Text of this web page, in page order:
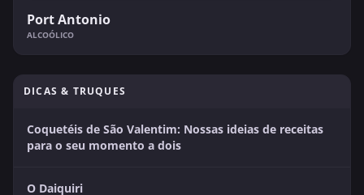
Port Antonio
ALCOÓLICO
DICAS & TRUQUES
Coquetéis de São Valentim: Nossas ideias de receitas
para o seu momento a dois
O Daiquiri